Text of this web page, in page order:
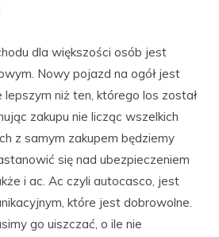
dla większości osób jest
Nowy pojazd na ogół jest
niż ten, którego los został
zakupu nie licząc wszelkich
z samym zakupem będziemy
się nad ubezpieczeniem
i ac. Ac czyli autocasco, jest
które jest dobrowolne.
go uiszczać, o ile nie